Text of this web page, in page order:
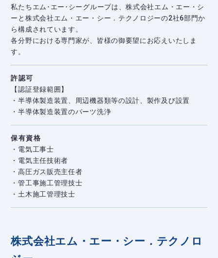
私たちエム･エー･シーグループは、株式会社エム・エー・シ
ーと株式会社エム・エー・シー．テクノロジーの2社6部門か
ら構成されています。
各分野における専門家が、皆様の御要望にお応えいたしま
す。
許認可
【認証登録範囲】
・半導体製造装置、周辺機器類等の設計、製作及び設置
・半導体製造装置のパーツ洗浄
保有資格
・電気工事士
・電気主任技術者
・高圧ガス販売主任者
・管工事施工管理技士
・土木施工管理技士
株式会社エム・エー・シー．テクノロ